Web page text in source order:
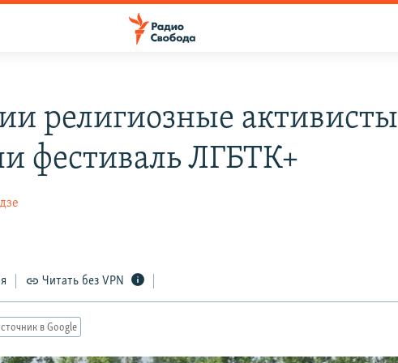
религиозные активисты
фестиваль ЛГБТК+
Читать без VPN
в Google